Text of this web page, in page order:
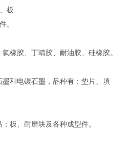
板
。
橡胶、丁晴胶、耐油胶、硅橡胶。
和电碳石墨，品种有：垫片、填
板、耐磨块及各种成型件。